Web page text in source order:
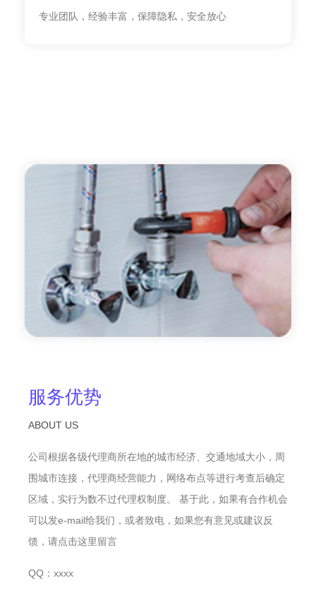
专业团队，经验丰富，保障隐私，安全放心
服务优势
ABOUT US
公司根据各级代理商所在地的城市经济、交通地域大小，周
围城市连接，代理商经营能力，网络布点等进行考查后确定
区域，实行为数不过代理权制度。 基于此，如果有合作机会
可以发e-mail给我们，或者致电，如果您有意见或建议反
馈，请点击这里留言
QQ：xxxx